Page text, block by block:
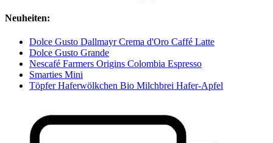
Neuheiten:
Dolce Gusto Dallmayr Crema d'Oro Caffé Latte
Dolce Gusto Grande
Nescafé Farmers Origins Colombia Espresso
Smarties Mini
Töpfer Haferwölkchen Bio Milchbrei Hafer-Apfel